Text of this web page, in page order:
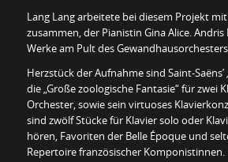
Lang Lang arbeitete bei diesem Projekt
zusammen, der Pianistin Gina Alice.
Werke am Pult des
Herzstück der Aufnahme sind Saint-Saëns’
die „Große zoologische Fantasie“ für zwei
Orchester, sowie sein virtuoses
sind zwölf Stücke für Klavier solo oder
hören, Favoriten der Belle Époque und
Repertoire französischer Komponistinnen.